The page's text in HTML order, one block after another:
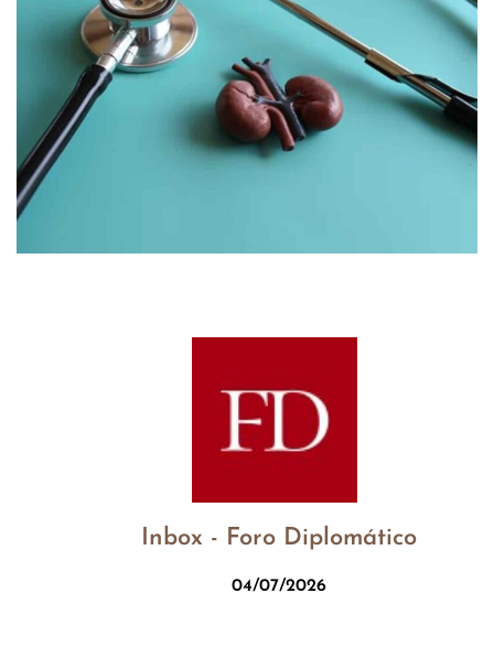
Inbox - Foro Diplomático
04/07/2026